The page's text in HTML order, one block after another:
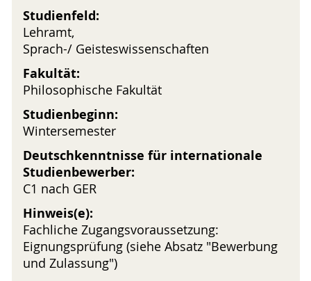
Studienfeld:
Lehramt,
Sprach-/ Geisteswissenschaften
Fakultät:
Philosophische Fakultät
Studienbeginn:
Wintersemester
Deutschkenntnisse für internationale
Studienbewerber:
C1 nach GER
Hinweis(e):
Fachliche Zugangsvoraussetzung:
Eignungsprüfung (siehe Absatz "Bewerbung
und Zulassung")